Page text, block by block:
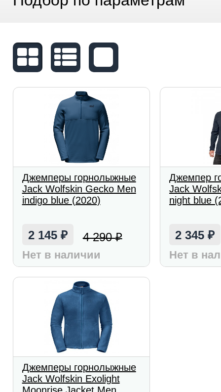
Джемперы горнолыжные
Jack Wolfskin Gecko Men
indigo blue (2020)
2 145 ₽ 4 290₽
Нет в наличии
Джемпер
Jack
night blue
2 345₽
Нет в
Джемперы горнолыжные
Jack Wolfskin Exolight